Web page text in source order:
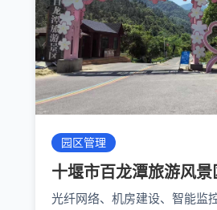
园区管理
十堰市百龙潭旅游风景
光纤网络、机房建设、智能监